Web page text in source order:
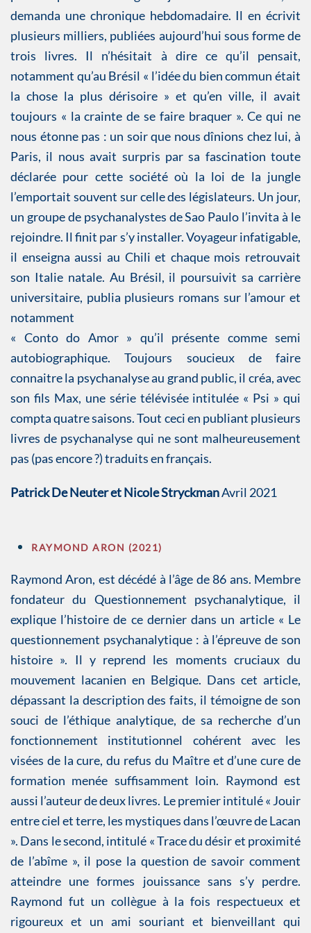
demanda une chronique hebdomadaire. Il en écrivit
plusieurs milliers, publiées aujourd’hui sous forme de
trois livres. Il n’hésitait à dire ce qu’il pensait,
notamment qu’au Brésil « l’idée du bien commun était
la chose la plus dérisoire » et qu’en ville, il avait
toujours « la crainte de se faire braquer ». Ce qui ne
nous étonne pas : un soir que nous dînions chez lui, à
Paris, il nous avait surpris par sa fascination toute
déclarée pour cette société où la loi de la jungle
l’emportait souvent sur celle des législateurs. Un jour,
un groupe de psychanalystes de Sao Paulo l’invita à le
rejoindre. Il finit par s’y installer. Voyageur infatigable,
il enseigna aussi au Chili et chaque mois retrouvait
son Italie natale. Au Brésil, il poursuivit sa carrière
universitaire, publia plusieurs romans sur l’amour et
notamment
« Conto do Amor » qu’il présente comme semi
autobiographique. Toujours soucieux de faire
connaitre la psychanalyse au grand public, il créa, avec
son fils Max, une série télévisée intitulée « Psi » qui
compta quatre saisons. Tout ceci en publiant plusieurs
livres de psychanalyse qui ne sont malheureusement
pas (pas encore ?) traduits en français.
Patrick De Neuter et Nicole StryckmanAvril 2021
RAYMOND ARON (2021)
Raymond Aron, est décédé à l’âge de 86 ans. Membre
fondateur du Questionnement psychanalytique, il
explique l’histoire de ce dernier dans un article « Le
questionnement psychanalytique : à l’épreuve de son
histoire ». Il y reprend les moments cruciaux du
mouvement lacanien en Belgique. Dans cet article,
dépassant la description des faits, il témoigne de son
souci de l’éthique analytique, de sa recherche d’un
fonctionnement institutionnel cohérent avec les
visées de la cure, du refus du Maître et d’une cure de
formation menée suffisamment loin. Raymond est
aussi l’auteur de deux livres. Le premier intitulé « Jouir
entre ciel et terre, les mystiques dans l’œuvre de Lacan
». Dans le second, intitulé « Trace du désir et proximité
de l’abîme », il pose la question de savoir comment
atteindre une formes jouissance sans s’y perdre.
Raymond fut un collègue à la fois respectueux et
rigoureux et un ami souriant et bienveillant qui